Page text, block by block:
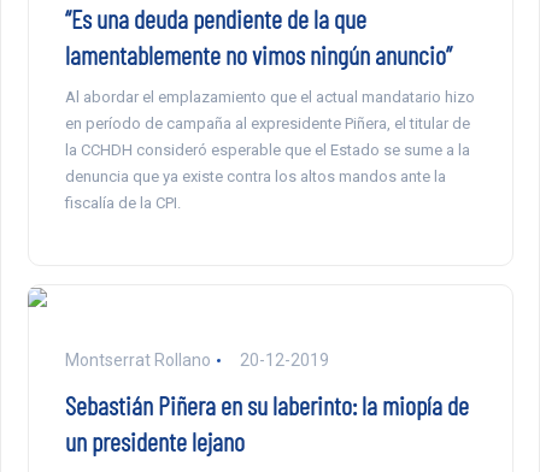
“Es una deuda pendiente de la que
lamentablemente no vimos ningún anuncio”
Al abordar el emplazamiento que el actual mandatario hizo
en período de campaña al expresidente Piñera, el titular de
la CCHDH consideró esperable que el Estado se sume a la
denuncia que ya existe contra los altos mandos ante la
fiscalía de la CPI.
Montserrat Rollano 20-12-2019
Sebastián Piñera en su laberinto: la miopía de
un presidente lejano